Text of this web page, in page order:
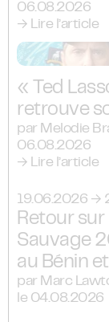
06.08.2026
→ Lire l’article
« Ted
retrouve
par Melodie
06.08.2026
→ Lire l’article
19.06.2026 →
Retour
Sauvage
au Bénin
par Marc
le 04.08.2026